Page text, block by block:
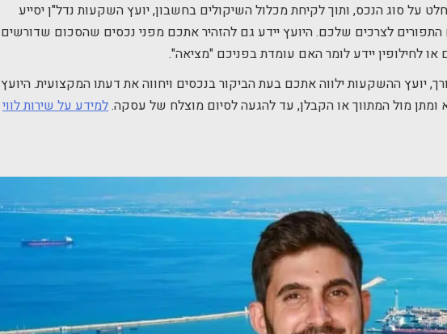
על סוג הנכס, ותוך לקיחת מכלול השיקולים בחשבון, יועץ השקעות נדל"ן יסייע
התפורים לצרכים שלכם. היועץ יידע גם להזהיר אתכם מפני נכסים שהסכום שדורשים
לחילופין יידע לומר האם עומדת בפניכם "מציאה".
יועץ ההשקעות ילווה אתכם בעת הביקור בנכסים ויחווה את דעתו המקצועית. היועץ
ומתן מול המתווך או הקבלן, עד להגעה לסיום מוצלח של עסקה.למידע על שירות לווי